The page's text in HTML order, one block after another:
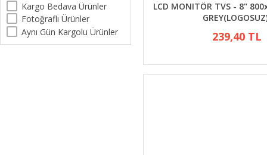
Kargo Bedava Ürünler
Fotoğraflı Ürünler
Aynı Gün Kargolu Ürünler
LCD MONITÖR TVS - 8"
239,40 TL